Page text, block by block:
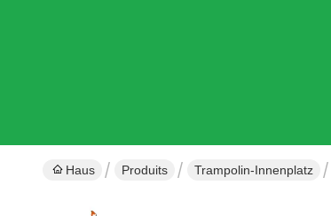
Haus Produits Trampolin-Innenplatz